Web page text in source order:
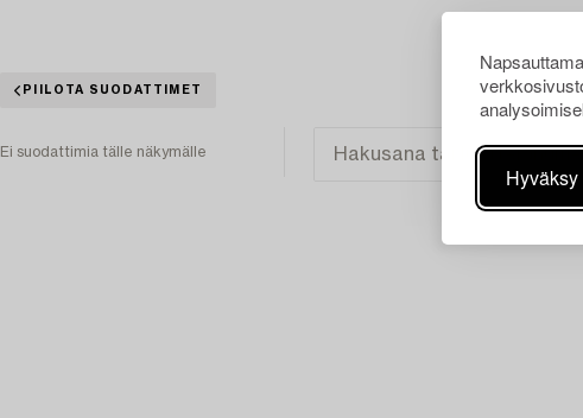
PIILOTA SUODATTIMET
Ei suodattimia tälle näkymälle